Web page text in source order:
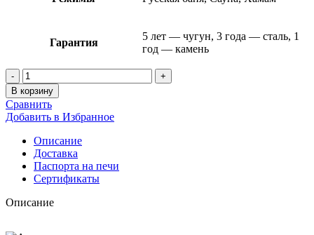
Гарантия
5 лет — чугун, 3 года — сталь, 1
год — камень
Количество
товара
Банная
печь
«Атмосфера
L»
NEW
в
ламелях
Верде
Гватемала
В корзину
Сравнить
Добавить в Избранное
Описание
Доставка
Паспорта на печи
Сертификаты
Описание